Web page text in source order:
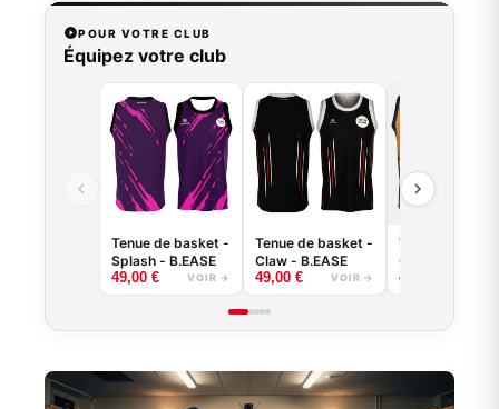
POUR VOTRE CLUB
Équipez votre club
Tenue de basket -
Splash - B.EASE
49,00 € VOIR →
Tenue de basket -
Claw - B.EASE
49,00 € VOIR →
Tenue de
Griffe - B.EASE
49,00